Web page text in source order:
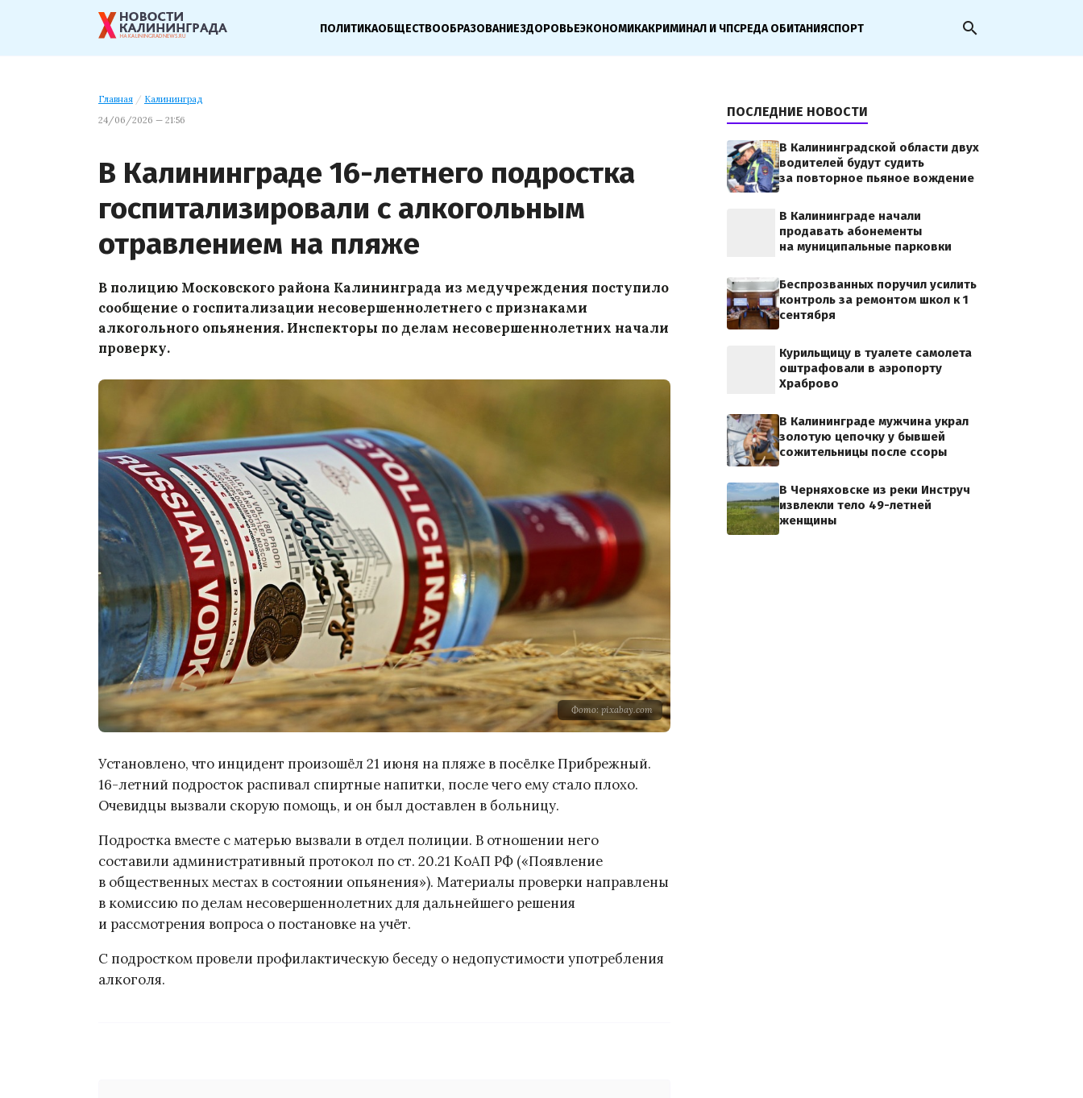
ПОЛИТИКАОБЩЕСТВООБРАЗОВАНИЕЗДОРОВЬЕЭКОНОМИКАКРИМИНАЛ И ЧПСРЕДА ОБИТАНИЯСПОРТ search
Главная / Калининград
24/06/2026 — 21:56
В Калининграде 16-летнего подростка
госпитализировали с алкогольным
отравлением на пляже
В полицию Московского района Калининграда из медучреждения поступило
сообщение о госпитализации несовершеннолетнего с признаками
алкогольного опьянения. Инспекторы по делам несовершеннолетних начали
проверку.
Фото: pixabay.com
Установлено, что инцидент произошёл 21 июня на пляже в посёлке Прибрежный.
16-летний подросток распивал спиртные напитки, после чего ему стало плохо.
Очевидцы вызвали скорую помощь, и он был доставлен в больницу.
Подростка вместе с матерью вызвали в отдел полиции. В отношении него
составили административный протокол по ст. 20.21 КоАП РФ («Появление
в общественных местах в состоянии опьянения»). Материалы проверки направлены
в комиссию по делам несовершеннолетних для дальнейшего решения
и рассмотрения вопроса о постановке на учёт.
С подростком провели профилактическую беседу о недопустимости употребления
алкоголя.
ПОСЛЕДНИЕ НОВОСТИ
В Калининградской области двух
водителей будут судить
за повторное пьяное вождение
В Калининграде начали
продавать абонементы
на муниципальные парковки
Беспрозванных поручил усилить
контроль за ремонтом школ к 1
сентября
Курильщицу в туалете самолета
оштрафовали в аэропорту
Храброво
В Калининграде мужчина украл
золотую цепочку у бывшей
сожительницы после ссоры
В Черняховске из реки Инструч
извлекли тело 49-летней
женщины